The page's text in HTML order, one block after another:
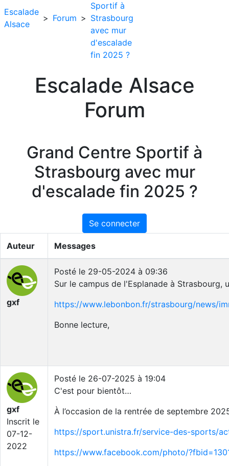
Escalade
Alsace
> Forum >
Sportif à
Strasbourg
avec mur
d'escalade
fin 2025 ?
Escalade Alsace
Forum
Grand Centre Sportif à
Strasbourg avec mur
d'escalade fin 2025 ?
Se connecter
Auteur Messages
gxf
Posté le 29-05-2024 à 09:36
Sur le campus de l'Esplanade à
https://www.lebonbon.fr/strasbourg/news/
Bonne lecture,
gxf
Inscrit le
07-12-
2022
Posté le 26-07-2025 à 19:04
C'est pour bientôt…
À l’occasion de la rentrée de septembre
https://sport.unistra.fr/service-des-sports/
https://www.facebook.com/photo/